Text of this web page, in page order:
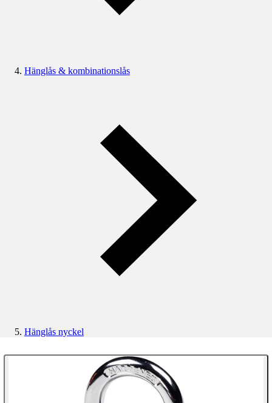
Hänglås & kombinationslås
Hänglås nyckel